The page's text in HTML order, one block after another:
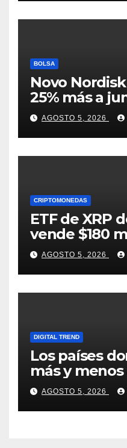
BOLSA
Novo
25% más a
previsiones,
convence
AGOSTO 5, 2026
CRIPTOMONEDAS
ETF de XRP
vende $180
tokens tras
AGOSTO 5, 2026
DIGITAL TREND
Los países
más y
AGOSTO 5, 2026